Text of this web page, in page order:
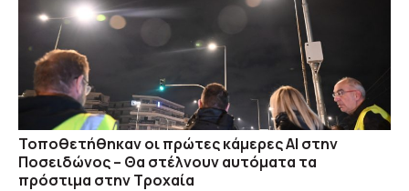
Τοποθετήθηκαν οι πρώτες κάμερες ΑΙ στην
Ποσειδώνος – Θα στέλνουν αυτόματα τα
πρόστιμα στην Τροχαία